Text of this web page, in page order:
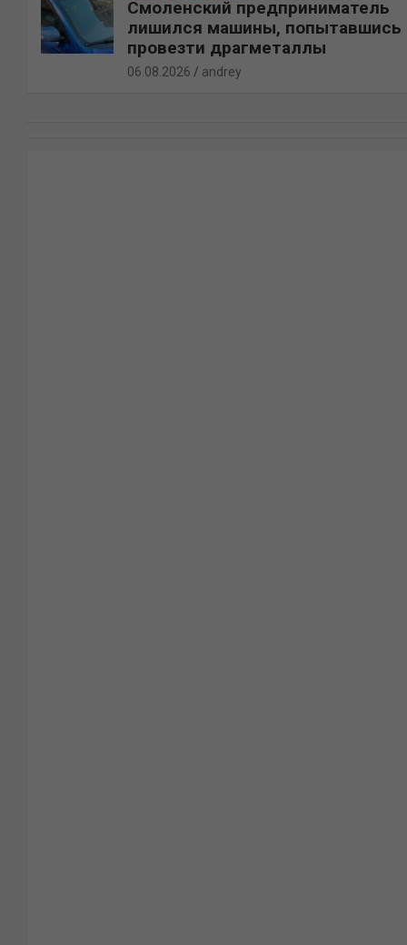
Смоленский предприниматель
лишился машины, попытавшись
провезти драгметаллы
06.08.2026 andrey